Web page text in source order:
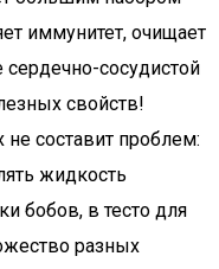
иммунитет, очищает
сосудистой
свойств!
составит проблем:
жидкость
бобов, в тесто для
разных